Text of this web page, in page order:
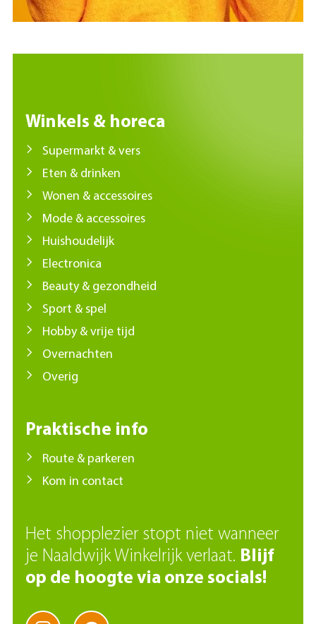
Winkels & horeca
Supermarkt & vers
Eten & drinken
Wonen & accessoires
Mode & accessoires
Huishoudelijk
Electronica
Beauty & gezondheid
Sport & spel
Hobby & vrije tijd
Overnachten
Overig
Praktische info
Route & parkeren
Kom in contact
Het shopplezier stopt niet wanneer
je Naaldwijk Winkelrijk verlaat. Blijf
op de hoogte via onze socials!